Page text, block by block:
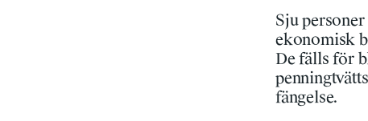
Sju
ekonomisk
De fälls för
fängelse.